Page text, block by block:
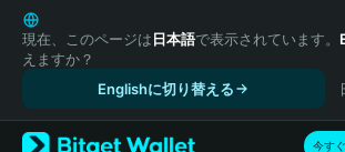
English
日本語
Tiếng Việt
Español (Latinoamérica)
Türkçe
現在、このページは日本語で表示されています。
えますか？
Englishに切り替える
今す